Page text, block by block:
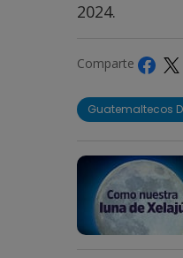
2024.
Comparte
Guatemaltecos